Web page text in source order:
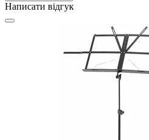
Написати відгук